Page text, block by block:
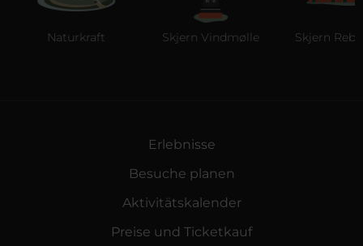
Naturkraft Skjern Vindmølle Skjern
Erlebnisse
Besuche planen
Aktivitätskalender
Preise und Ticketkauf